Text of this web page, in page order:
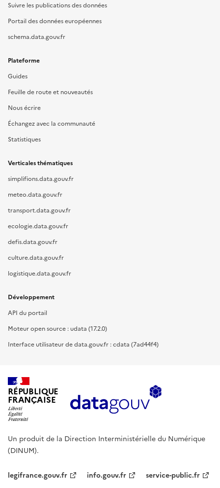
Suivre les publications des données
Portail des données européennes
schema.data.gouv.fr
Plateforme
Guides
Feuille de route et nouveautés
Nous écrire
Échangez avec la communauté
Statistiques
Verticales thématiques
simplifions.data.gouv.fr
meteo.data.gouv.fr
transport.data.gouv.fr
ecologie.data.gouv.fr
defis.data.gouv.fr
culture.data.gouv.fr
logistique.data.gouv.fr
Développement
API du portail
Moteur open source : udata (17.2.0)
Interface utilisateur de data.gouv.fr : cdata (7ad44f4)
RÉPUBLIQUE
FRANÇAISE
Un produit de la Direction Interministérielle du Numérique
(DINUM).
legifrance.gouv.fr info.gouv.fr service-public.fr